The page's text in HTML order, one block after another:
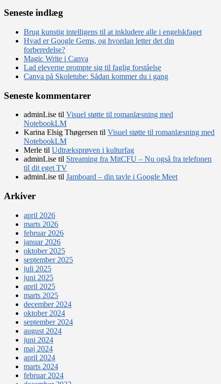
Seneste indlæg
Brug kunstig intelligens til at inkludere alle i engelskfaget
Hvad er Google Gems, og hvordan letter det din
forberedelse?
Magic Write i Canva
Lad eleverne prompte sig til faglig forståelse
Canva på Skoletube: Sådan kommer du i gang
Seneste kommentarer
adminLise til Visuel støtte til romanlæsning med
NotebookLM
Karina Elsig Thøgersen til Visuel støtte til romanlæsning med
NotebookLM
Merle til Udtræksprøven i kulturfag
adminLise til Streaming fra MitCFU – Nu også fra telefonen
til dit eget TV
adminLise til Jamboard – din tavle i Google Meet
Arkiver
april 2026
marts 2026
februar 2026
januar 2026
oktober 2025
september 2025
juli 2025
juni 2025
april 2025
marts 2025
december 2024
oktober 2024
september 2024
august 2024
juni 2024
maj 2024
april 2024
marts 2024
februar 2024